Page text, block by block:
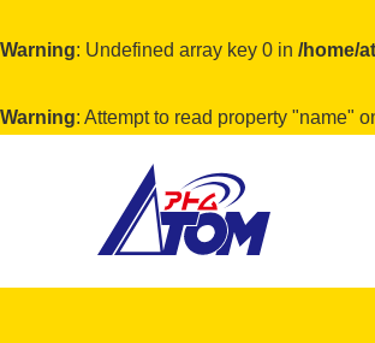
Warning: Undefined array key 0 in /home/
Warning: Attempt to read property "name"